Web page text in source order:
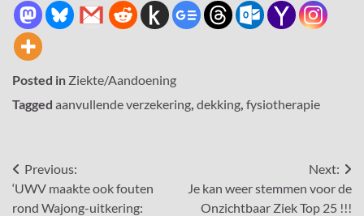
Posted in Ziekte/Aandoening
Tagged aanvullende verzekering, dekking, fysiotherapie
Bericht
navigatie
Previous:
‘UWV maakte ook fouten
rond Wajong-uitkering:
Next:
Je kan weer stemmen voor de
Onzichtbaar Ziek Top 25 !!!